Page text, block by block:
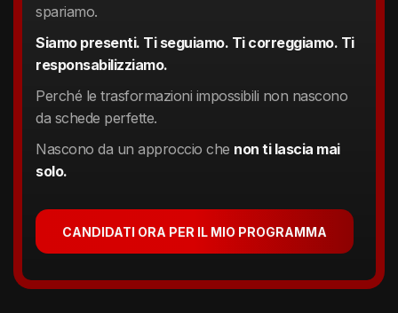
spariamo.
Siamo presenti. Ti seguiamo. Ti correggiamo. Ti
responsabilizziamo.
Perché le trasformazioni impossibili non nascono
da schede perfette.
Nascono da un approccio che non ti lascia mai
solo.
CANDIDATI ORA PER IL MIO PROGRAMMA